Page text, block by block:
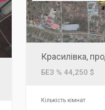
БЕЗ % 44,250 $
Кількість кімнат